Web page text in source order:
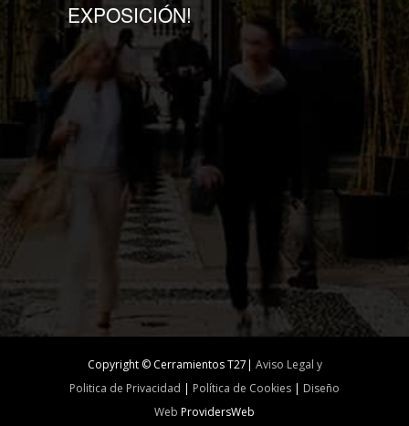
EXPOSICIÓN!
Copyright © Cerramientos T27| Aviso Legal y
Politica de Privacidad | Política de Cookies | Diseño
Web ProvidersWeb